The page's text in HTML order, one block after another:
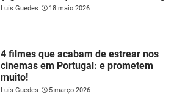
Luís Guedes 18 maio 2026
4 filmes que acabam de estrear nos
cinemas em Portugal: e prometem
muito!
Luís Guedes 5 março 2026